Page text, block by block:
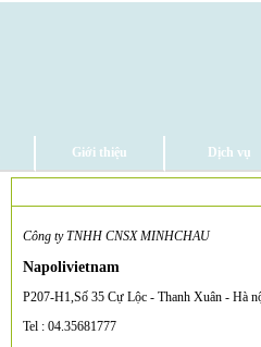
Giới thiệu Dịch vụ
Công ty TNHH CNSX MINHCHAU
Napolivietnam
P207-H1,Số 35 Cự Lộc - Thanh Xuân - Hà
Tel : 04.35681777